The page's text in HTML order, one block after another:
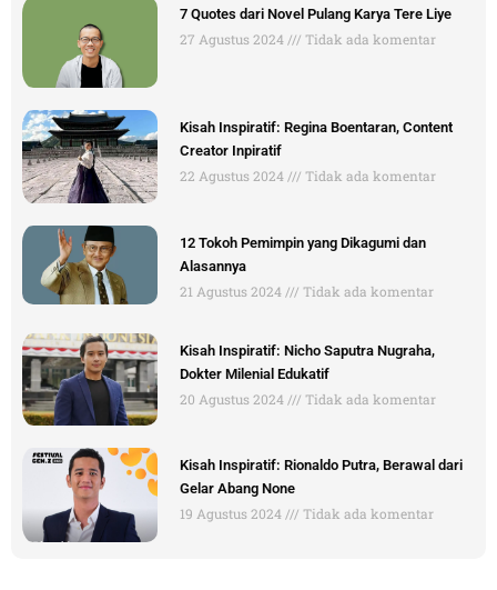
7 Quotes dari Novel Pulang Karya Tere Liye
27 Agustus 2024 Tidak ada komentar
Kisah Inspiratif: Regina Boentaran, Content
Creator Inpiratif
22 Agustus 2024 Tidak ada komentar
12 Tokoh Pemimpin yang Dikagumi dan
Alasannya
21 Agustus 2024 Tidak ada komentar
Kisah Inspiratif: Nicho Saputra Nugraha,
Dokter Milenial Edukatif
20 Agustus 2024 Tidak ada komentar
Kisah Inspiratif: Rionaldo Putra, Berawal dari
Gelar Abang None
19 Agustus 2024 Tidak ada komentar